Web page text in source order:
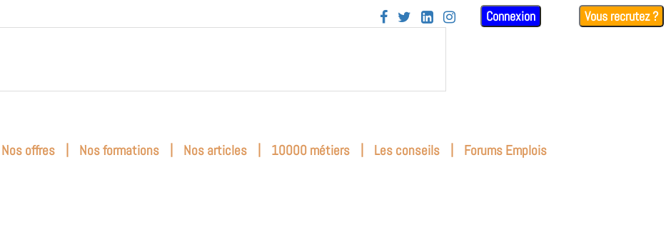
    Connexion Vous recrutez ?
Nos offres | Nos formations | Nos articles | 10000 métiers | Les conseils | Forums Emplois